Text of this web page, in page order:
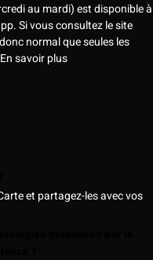
au mardi) est disponible à
Si vous consultez le site
normal que seules les
En savoir plus
et partagez-les avec vos